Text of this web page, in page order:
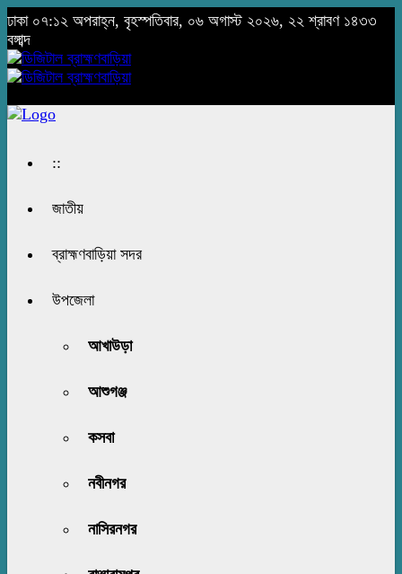
ঢাকা ০৭:১২ অপরাহ্ন, বৃহস্পতিবার, ০৬ অগাস্ট ২০২৬, ২২ শ্রাবণ ১৪৩৩
বঙ্গাব্দ
::
জাতীয়
ব্রাহ্মণবাড়িয়া সদর
উপজেলা
আখাউড়া
আশুগঞ্জ
কসবা
নবীনগর
নাসিরনগর